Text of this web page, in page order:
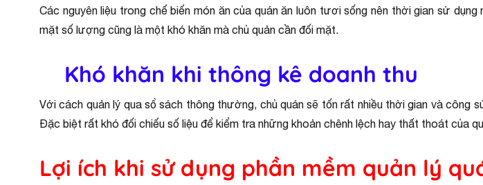
Các nguyên liệu trong chế biến món ăn của quán ăn luôn tươi sống nên thời gian sử
mặt số lượng cũng là một khó khăn mà chủ quản cần đối mặt.
Khó khăn khi thông kê doanh thu
Với cách quản lý qua sổ sách thông thường, chủ quán sẽ tốn rất nhiều thời gian và công
Đặc biệt rất khó đối chiếu số liệu để kiểm tra những khoản chênh lệch hay thất thoát của
Lợi ích khi sử dụng phần mềm quản lý